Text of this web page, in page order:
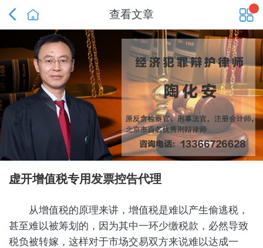
查看文章
 
虚开增值税专用发票控告代理
从增值税的原理来讲，增值税是难以产生偷逃税，
甚至难以被筹划的，因为其中一环少缴税款，必然导致
税负被转嫁，这样对于市场交易双方来说难以达成一